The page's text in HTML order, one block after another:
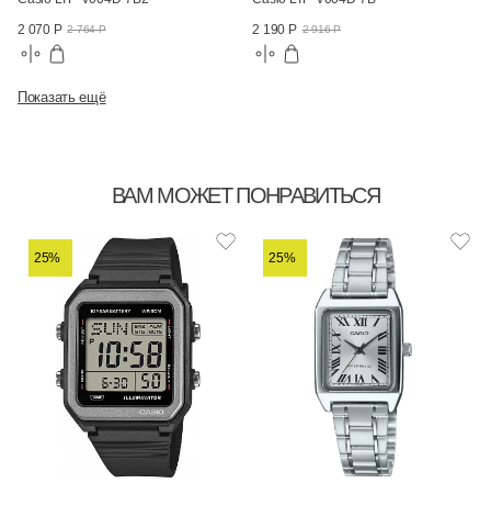
2 070 Р 2 764 Р
2 190 Р 2 916 Р
Показать ещё
ВАМ МОЖЕТ ПОНРАВИТЬСЯ
25% 25%